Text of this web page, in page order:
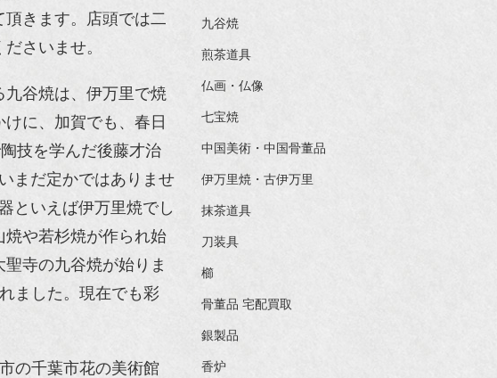
きます。店頭では二
さいませ。
九谷焼は、伊万里で焼
に、加賀でも、春日
技を学んだ後藤才治
まだ定かではありませ
といえば伊万里焼でし
や若杉焼が作られ始
寺の九谷焼が始りま
ました。現在でも彩
の千葉市花の美術館
九谷焼
煎茶道具
仏画・仏像
七宝焼
中国美術・中国骨董品
伊万里焼・古伊万里
抹茶道具
刀装具
櫛
骨董品 宅配買取
銀製品
香炉